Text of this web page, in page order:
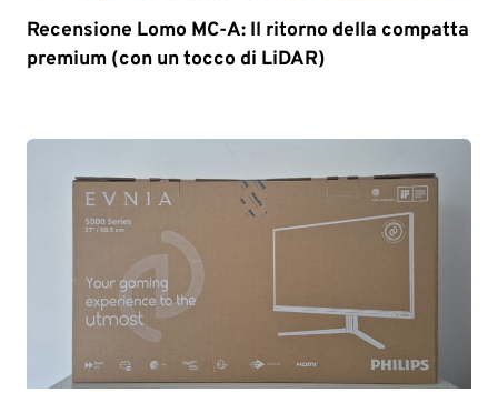
Recensione Lomo MC-A: Il ritorno della compatta
premium (con un tocco di LiDAR)